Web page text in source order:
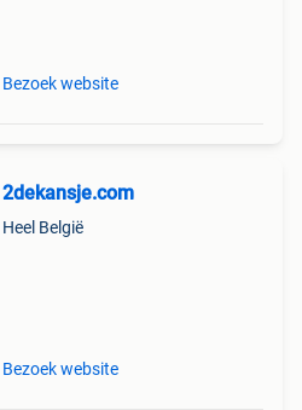
Bezoek website
2dekansje.com
Heel België
Bezoek website